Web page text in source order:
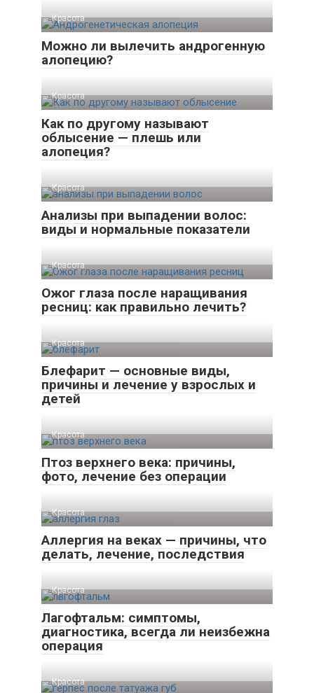
Красота
Можно ли вылечить андрогенную
алопецию?
Красота
Как по другому называют
облысение — плешь или
алопеция?
Красота
Анализы при выпадении волос:
виды и нормальные показатели
Красота
Ожог глаза после наращивания
ресниц: как правильно лечить?
Красота
Блефарит — основные виды,
причины и лечение у взрослых и
детей
Красота
Птоз верхнего века: причины,
фото, лечение без операции
Красота
Аллергия на веках — причины, что
делать, лечение, последствия
Красота
Лагофтальм: симптомы,
диагностика, всегда ли неизбежна
операция
Красота